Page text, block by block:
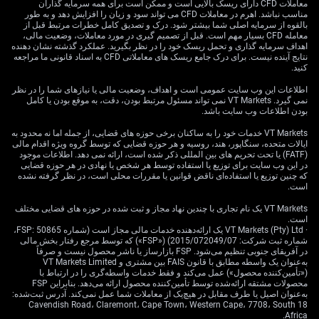
هشدار بالا نگه می‌دارد؛ در حالی‌که طبق داده‌های NSDL،
خالص سرمایه‌گذاری پرتفوی خارجی در اوراق بدهی هند در
ماه گذشته از ۴ میلیارد دلار فراتر رفت. با تثبیت قیمت نفت
برنت در حوالی ۷۵ دلار برای هر بشکه—عاملی کلیدی برای
صورت‌حساب وارداتی هند—نوسان‌پذیری نیز بیش از این
محدود شده است.
استراتژی‌ها و ریسک رویداد
با توجه به این ثبات، معتقدیم فروش نوسان از مسیر اختیار
معامله، قابل اتکاترین استراتژی برای هفته‌های پیش‌رو است.
در حوالی 85.00 و یک اختیار فروش در حوالی 84.00 می‌تواند
سودآور باشد. این استراتژی از ماندن جفت‌ارز در همین کانال
مورد انتظار منتفع می‌شود.
با این حال، باید برای تصمیم قریب‌الوقوع درباره گنجاندن
اوراق هند در شاخص بلومبرگ گلوبال اَگِریگِیت آماده باشیم.
بازنگری میانه 2026 یک کاتالیزور بالقوه مهم است که
می‌تواند به شکست محدوده فعلی منجر شود. در گذشته،
معاملات CFD دارای ریسک بالایی است و ممکن است برای همه سرمایه گذاران
مناسب نباشد. اهرم در معاملات CFD می تواند سود و زیان را افزایش دهد و به طور
بالقوه از سرمایه اصلی شما بیشتر شود. درک و تصدیق کامل خطرات مرتبط قبل از
معامله CFD بسیار مهم است. قبل از تصمیم گیری در مورد معاملات، وضعیت مالی،
اهداف سرمایه گذاری و تحمل ریسک خود را در نظر بگیرید. عملکرد گذشته نشان دهنده
نتایج آینده نیست. برای درک جامع ریسک های معاملاتی CFD به اسناد قانونی ما مراجعه
کنید.
اطلاعات این وب سایت عمومی است و اهداف، وضعیت مالی یا نیازهای شما را در نظر
نمی گیرد. VT Markets نمی تواند مسئول مرتبط بودن، دقت، به موقع بودن یا کامل
بودن اطلاعات وب سایت باشد.
VT Markets خدمات خود را به ساکنان برخی حوزه های قضایی، از جمله اما نه محدود به
ایالات متحده، سنگاپور، هند، روسیه و هر حوزه قضایی که توسط گروه ویژه اقدام مالی
(FATF) یا تحت تحریم های بین المللی ذکر شده است، ارائه نمی دهد. اطلاعات موجود
در این وب سایت برای توزیع یا استفاده توسط هر شخص یا نهادی در هر حوزه قضایی
که چنین توزیع یا استفاده‌ای ناقض قوانین یا مقررات محلی است، در نظر گرفته نشده
است.
VT Markets یک نام تجاری با چندین نهاد مجاز و ثبت شده در حوزه های قضایی مختلف
است.
· VT Markets (Pty) Ltd یک ارائه‌دهنده خدمات مالی مجاز است (شماره FSP: 50865،
شماره ثبت شرکت: 2015/072049/07) («FSP») که توسط مرجع رفتار بخش مالی
در آفریقای جنوبی تنظیم می‌شود. FSP بازارساز یا ناشر محصول نیست و صرفاً
به‌عنوان یک واسطه مطابق با قانون FAIS بین مشتری و VT Markets Limited
(«تأمین‌کننده محصول») عمل می‌کند و فقط خدمات واسطه‌گری را در ارتباط با
محصولات مشتقه ارائه‌شده توسط تأمین‌کننده محصول ارائه می‌دهد. بنابراین FSP
به‌عنوان اصیل یا طرف مقابل در هیچ‌یک از معاملات شما عمل نمی‌کند. آدرس ثبت‌شده:
18 Cavendish Road، Claremont، Cape Town، Western Cape، 7708، South
Africa.